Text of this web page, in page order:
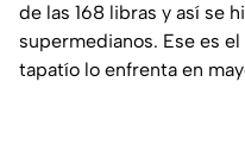
de las 168 libras y así se
supermedianos. Ese es
tapatío lo enfrenta en